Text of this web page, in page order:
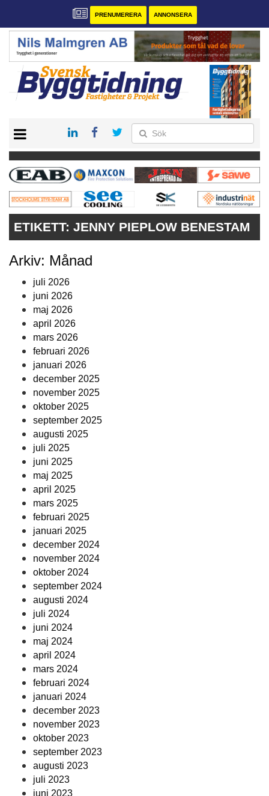
PRENUMERERA ANNONSERA
PRENUMERERA
VÅRA ANDRA MAGASIN
ANNONSERA
KONTAKT
ETIKETT: JENNY PIEPLOW BENESTAM
Arkiv: Månad
juli 2026
juni 2026
maj 2026
april 2026
mars 2026
februari 2026
januari 2026
december 2025
november 2025
oktober 2025
september 2025
augusti 2025
juli 2025
juni 2025
maj 2025
april 2025
mars 2025
februari 2025
januari 2025
december 2024
november 2024
oktober 2024
september 2024
augusti 2024
juli 2024
juni 2024
maj 2024
april 2024
mars 2024
februari 2024
januari 2024
december 2023
november 2023
oktober 2023
september 2023
augusti 2023
juli 2023
juni 2023